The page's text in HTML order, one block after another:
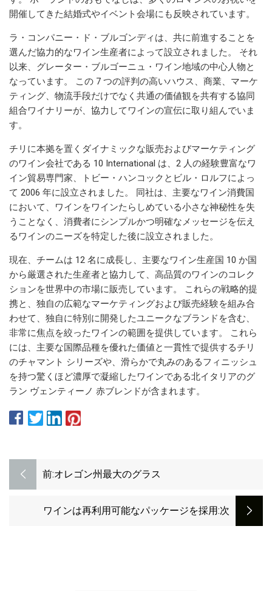
開催してきた結婚式やイベント会場にも反映されています。
ラ・コンパニー・ド・ブルゴンディは、共に前進することを
選んだ協力的なワイン生産者によって設立されました。 それ
以来、グレーター・ブルゴーニュ・ワイン地域の中心人物と
なっています。 この 7 つの評判の高いハウス、商業、マーケ
ティング、物流手段だけでなく共通の価値観を共有する協同
組合ワイナリーが、協力してワインの宣伝に取り組んでいま
す。
チリに本拠を置くダイナミックな販売およびマーケティング
のワイン会社である 10 International は、2 人の経験豊富なワ
イン貿易専門家、トビー・ハンコックとビル・ロルフによっ
て 2006 年に設立されました。 同社は、主要なワイン消費国
において、ワインをワインたらしめている小さな神秘性を失
うことなく、消費者にシンプルかつ明確なメッセージを伝え
るワインのニーズを特定した後に設立されました。
現在、チームは 12 名に成長し、主要なワイン生産国 10 か国
から厳選された生産者と協力して、高品質のワインのコレク
ションを世界中の市場に販売しています。 これらの戦略的提
携と、独自の広範なマーケティングおよび販売経験を組み合
わせて、独自に特別に開発したユニークなブランドを含む、
非常に焦点を絞ったワインの範囲を提供しています。 これら
には、主要な国際品種を優れた価値と一貫性で提供するチリ
のチャマント シリーズや、滑らかで丸みのあるフィニッシュ
を持つ驚くほど濃厚で凝縮したワインである北イタリアのグ
ラン ヴェンティーノ 赤ブレンドが含まれます。
前:オレゴン州最大のグラス
ワインは再利用可能なパッケージを採用:次